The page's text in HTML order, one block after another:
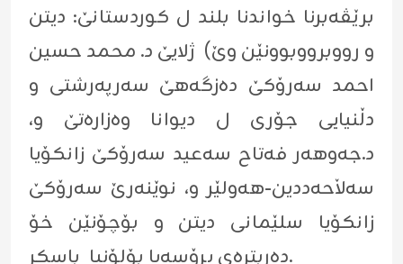
برێڤه‌برنا خواندنا بلند ل كوردستانێ: دیتن
و رووبرووبوونێن وێ) ژلایێ د. محمد حسین
احمد سەرۆکێ دەزگه‌هێ سەرپەرشتی و
دڵنیایی جۆری ل دیوانا وەزارەتێ و،
د.جەوهەر فەتاح سەعید سەرۆکێ زانکۆیا
سەڵاحەددین-هەولێر و، نوێنەرێ سەرۆکێ
زانکۆیا سلێمانى دیتن و بۆچۆنێن خۆ
ده‌ربتره‌ى پڕۆسەیا بۆلۆنیا باسکر.